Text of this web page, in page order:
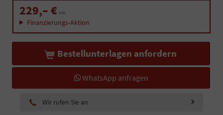
229,– € mtl.
Finanzierungs-Aktion
WhatsApp anfragen
Bestellunterlagen anfordern
Wir rufen Sie an